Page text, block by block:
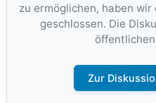
zu ermöglichen, haben
geschlossen. Die
Zur